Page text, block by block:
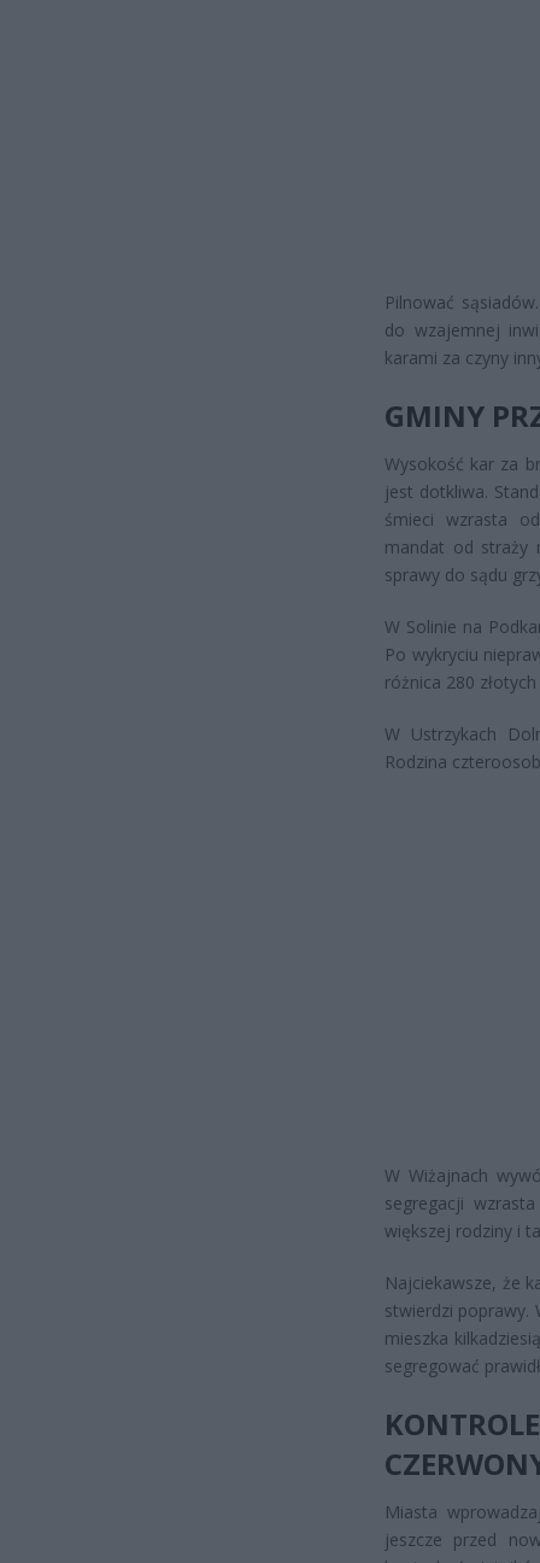
Pilnować
do wzajemnej
karami za czyny
GMINY
Wysokość kar za
jest dotkliwa.
śmieci wzrasta
mandat od straży
sprawy do sądu
W Solinie na
Po wykryciu
różnica 280
W Ustrzykach
Rodzina
W Wiżajnach
segregacji
większej rodziny i
Najciekawsze, że
stwierdzi poprawy.
mieszka
segregować
Miasta
jeszcze przed